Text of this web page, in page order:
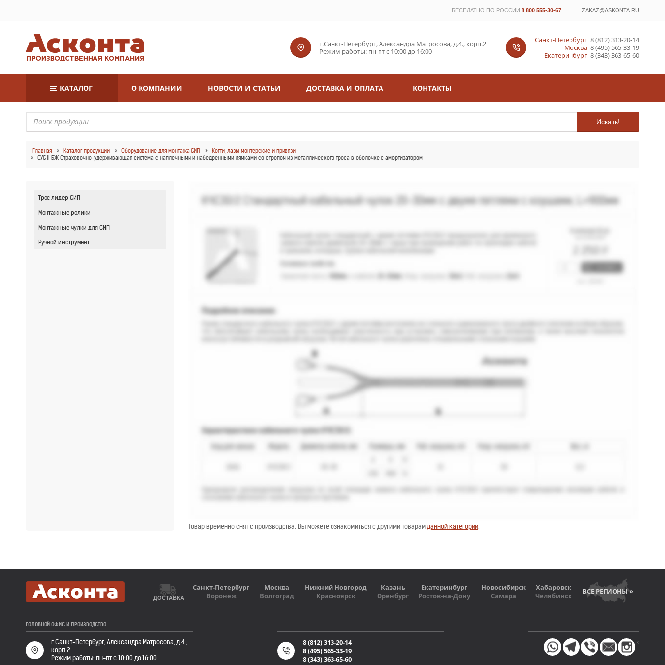
БЕСПЛАТНО ПО РОССИИ 8 800 555-30-67 ZAKAZ@ASKONTA.RU
г.Санкт-Петербург, Александра Матросова, д.4., корп.2
Режим работы: пн-пт с 10:00 до 16:00
Санкт-Петербург 8 (812) 313-20-14
Москва 8 (495) 565-33-19
Екатеринбург 8 (343) 363-65-60
КАТАЛОГ О КОМПАНИИ НОВОСТИ И СТАТЬИ ДОСТАВКА И ОПЛАТА КОНТАКТЫ
Искать!
Главная Каталог продукции Оборудование для монтажа СИП
Когти, лазы монтерские и привязи
СУС II БЖ Страховочно-удерживающая система с наплечными и набедренными лямками со стропом из металлического троса в оболочке с амортизатором
Трос лидер СИП
Монтажные ролики
Монтажные чулки для СИП
Ручной инструмент
Товар временно снят с производства. Вы можете ознакомиться с другими товарамданной категории.
ДОСТАВКА
Санкт-Петербург Москва Нижний Новгород Казань Екатеринбург Новосибирск Хабаровск ВСЕ РЕГИОНЫ »
Воронеж Волгоград Красноярск Оренбург Ростов-на-Дону Самара Челябинск
ГОЛОВНОЙ ОФИС И ПРОИЗВОДСТВО
г.Санкт-Петербург, Александра Матросова, д.4.,
корп.2
Режим работы: пн-пт с 10:00 до 16:00
8 (812) 313-20-14
8 (495) 565-33-19
8 (343) 363-65-60
<